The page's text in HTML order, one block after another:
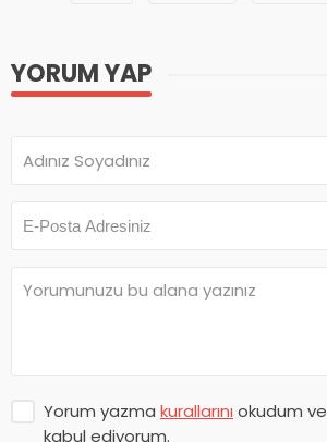
YORUM YAP
Yorum yazma kurallarını okudum ve
kabul ediyorum.